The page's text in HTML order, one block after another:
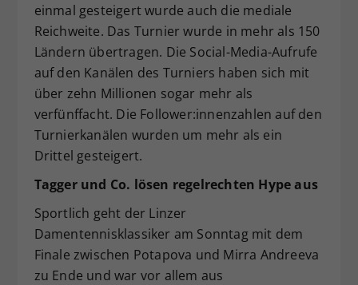
einmal gesteigert wurde auch die mediale
Reichweite. Das Turnier wurde in mehr als 150
Ländern übertragen. Die Social-Media-Aufrufe
auf den Kanälen des Turniers haben sich mit
über zehn Millionen sogar mehr als
verfünffacht. Die Follower:innenzahlen auf den
Turnierkanälen wurden um mehr als ein
Drittel gesteigert.
Tagger und Co. lösen regelrechten Hype aus
Sportlich geht der Linzer
Damentennisklassiker am Sonntag mit dem
Finale zwischen Potapova und Mirra Andreeva
zu Ende und war vor allem aus